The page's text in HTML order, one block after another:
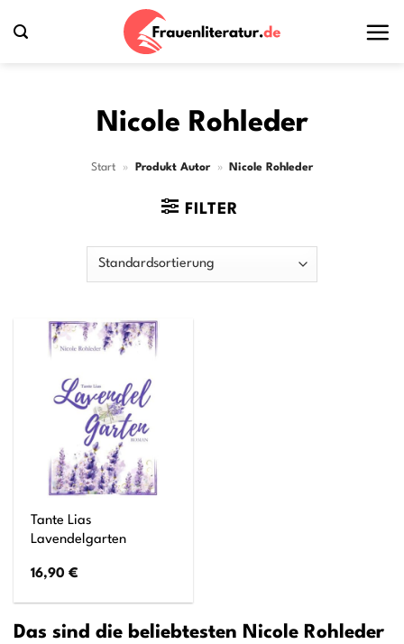
Inhalt
Nicole Rohleder
Start » Produkt Autor » Nicole Rohleder
FILTER
Tante Lias
Lavendelgarten
16,90€
Das sind die beliebtesten Nicole Rohleder